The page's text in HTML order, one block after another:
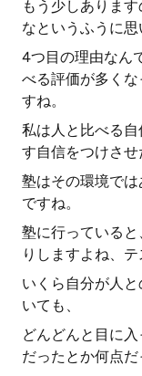
もう少しありま
なというふうに思
4つ目の理由なん
べる評価が多く
すね。
私は人と比べる
す自信をつけさせ
塾はその環境で
ですね。
塾に行っている
りしますよね、テ
いくら自分が人
いても、
どんどんと目に
だったとか何点だ